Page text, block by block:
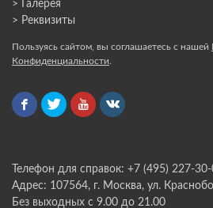
> Галерея
> Реквизиты
Пользуясь сайтом, вы соглашаетесь с нашей
Конфиденциальности
Телефон для справок: +7 (495) 227-
Адрес: 107564, г. Москва, ул.
Без выходных с 9.00 до 21.00